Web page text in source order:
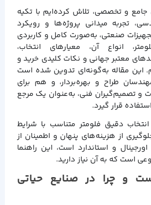
جامع و تخصصی، تلاش کرده‌ایم با تکیه
تجربه میدانی پروژه‌ها و رویکرد
صنعتی، به‌صورت کامل و کاربردی
انواع آن، معیارهای انتخاب،
معتبر جهانی و نکات کلیدی خرید و
این مقاله به‌گونه‌ای تدوین شده است
طراح و بهره‌بردار، و هم برای
و تصمیم‌گیران فنی، به‌عنوان یک مرجع
قرار گیرد.
دقیق فلومتر متناسب با شرایط
از هزینه‌های پنهان و اطمینان از
و استاندارد است، این راهنما
است که به آن نیاز دارید.
و چرا در صنایع حیاتی